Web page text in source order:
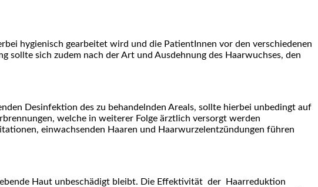
hygienisch gearbeitet wird und die PatientInnen vor den verschiedenen
sich zudem nach der Art und Ausdehnung des Haarwuchses, den
Desinfektion des zu behandelnden Areals, sollte hierbei unbedingt auf
welche in weiterer Folge ärztlich versorgt werden
einwachsenden Haaren und Haarwurzelentzündungen führen
Haut unbeschädigt bleibt. Die Effektivität der Haarreduktion